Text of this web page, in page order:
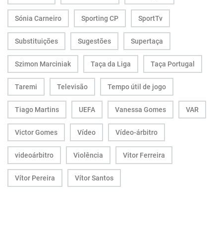
Sónia Carneiro Sporting CP SportTv
Substituições Sugestões Supertaça
Szimon Marciniak Taça da Liga Taça Portugal
Taremi Televisão Tempo útil de jogo
Tiago Martins UEFA Vanessa Gomes VAR
Victor Gomes Vídeo Vídeo-árbitro
videoárbitro Violência Vitor Ferreira
Vítor Pereira Vítor Santos